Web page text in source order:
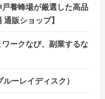
養蜂場が厳選した高品
販ショップ】
ワークなび、副業するな
ーレイディスク）